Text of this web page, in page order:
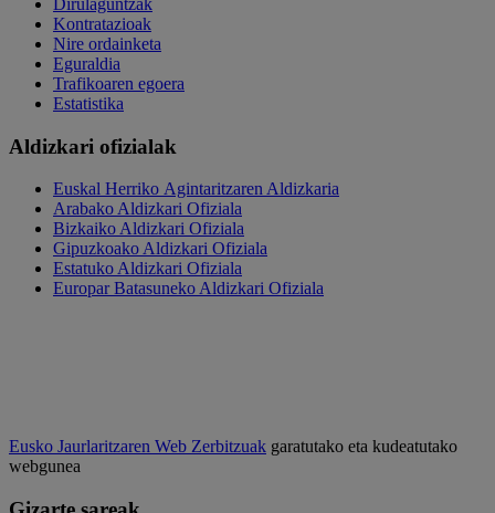
Kontratazioak
Nire ordainketa
Eguraldia
Trafikoaren egoera
Estatistika
Aldizkari ofizialak
Euskal Herriko Agintaritzaren Aldizkaria
Arabako Aldizkari Ofiziala
Bizkaiko Aldizkari Ofiziala
Gipuzkoako Aldizkari Ofiziala
Estatuko Aldizkari Ofiziala
Europar Batasuneko Aldizkari Ofiziala
Eusko Jaurlaritzaren Web Zerbitzuak garatutako eta kudeatutako
webgunea